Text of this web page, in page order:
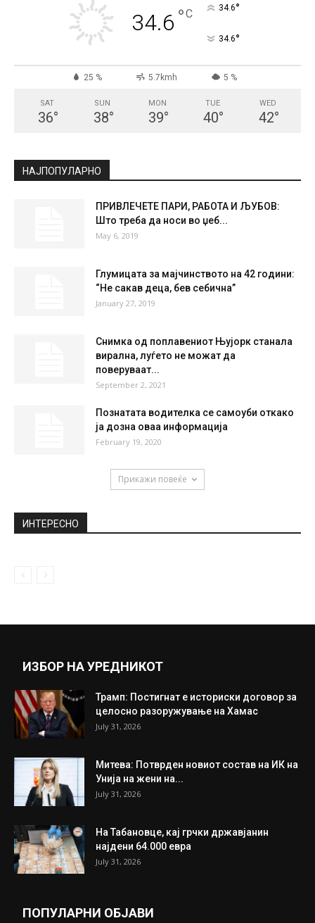
34.6 °C 34.6°
34.6°
25 % 5.7kmh 5 %
SAT
36°
SUN
38°
MON
39°
TUE
40°
WED
42°
НАЈПОПУЛАРНО
ПРИВЛЕЧЕТЕ ПАРИ, РАБОТА И ЉУБОВ:
Што треба да носи во џеб...
May 6, 2019
Глумицата за мајчинството на 42 години:
“Не сакав деца, бев себична”
January 27, 2019
Снимка од поплавениот Њујорк станала
вирална, луѓето не можат да
поверуваат...
September 2, 2021
Познатата водителка се самоуби откако
ја дозна оваа информација
February 19, 2020
Прикажи повеќе
ИНТЕРЕСНО
ИЗБОР НА УРЕДНИКОТ
Трамп: Постигнат е историски договор за
целосно разоружување на Хамас
July 31, 2026
Митева: Потврден новиот состав на ИК на
Унија на жени на...
July 31, 2026
На Табановце, кај грчки државјанин
најдени 64.000 евра
July 31, 2026
ПОПУЛАРНИ ОБЈАВИ